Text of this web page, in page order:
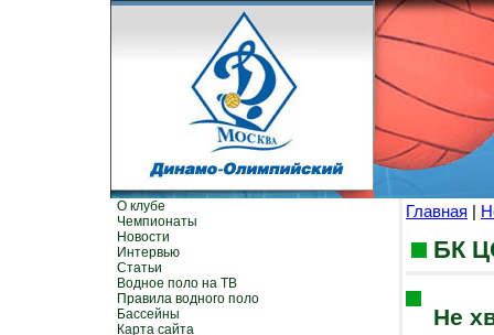
О клубе
Чемпионаты
Новости
Интервью
Статьи
Водное поло на ТВ
Правила водного поло
Бассейны
Карта сайта
Главная |
БК
Не